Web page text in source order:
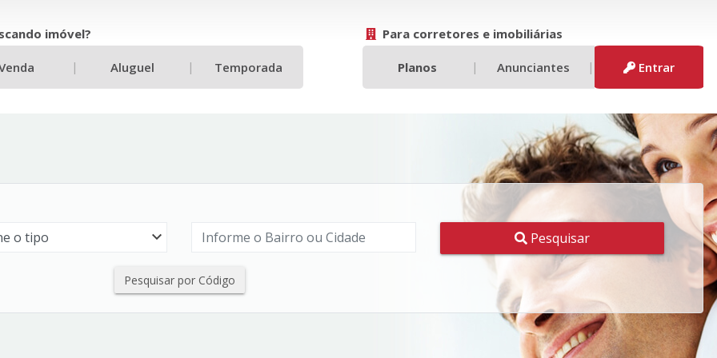
imóvel? Para corretores e imobiliárias
| Aluguel | Temporada Planos | Anunciantes | Entrar
Pesquisar
Pesquisar por Código